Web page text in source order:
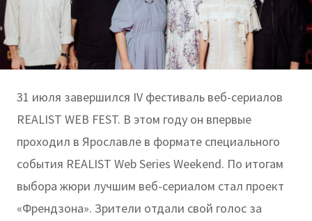
31 июля завершился IV фестиваль веб-сериалов
REALIST WEB FEST. В этом году он впервые
проходил в Ярославле в формате специального
события REALIST Web Series Weekend. По итогам
выбора жюри лучшим веб-сериалом стал проект
«Френдзона». Зрители отдали свой голос за